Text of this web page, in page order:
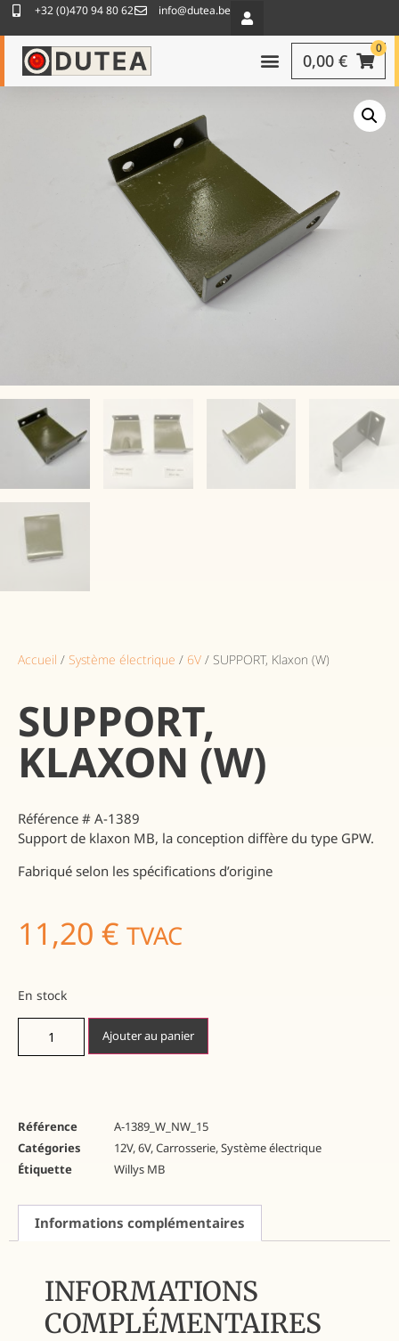
+32 (0)470 94 80 62 info@dutea.be
0
0,00 €
Accueil / Système électrique / 6V / SUPPORT, Klaxon (W)
SUPPORT,
KLAXON (W)
Référence # A-1389
Support de klaxon MB, la conception diffère du type GPW.
Fabriqué selon les spécifications d’origine
11,20 € TVAC
En stock
Ajouter au panier
Référence
A-1389_W_NW_15
Catégories
12V,6V,Carrosserie,Système électrique
Étiquette
Willys MB
Informations complémentaires
INFORMATIONS
COMPLÉMENTAIRES